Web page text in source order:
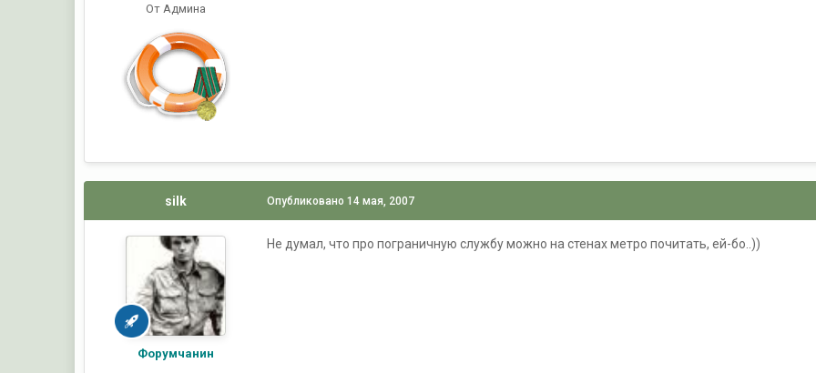
От Админа
silk
Форумчанин
Опубликовано14 мая, 2007
Не думал, что про пограничную службу можно на стенах метро почитать, ей-бо..))